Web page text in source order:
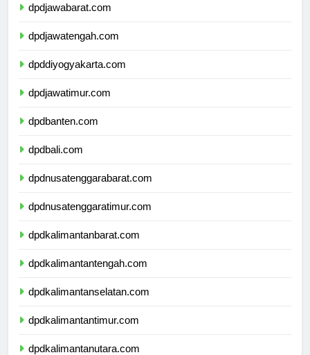
dpdjawabarat.com
dpdjawatengah.com
dpddiyogyakarta.com
dpdjawatimur.com
dpdbanten.com
dpdbali.com
dpdnusatenggarabarat.com
dpdnusatenggaratimur.com
dpdkalimantanbarat.com
dpdkalimantantengah.com
dpdkalimantanselatan.com
dpdkalimantantimur.com
dpdkalimantanutara.com